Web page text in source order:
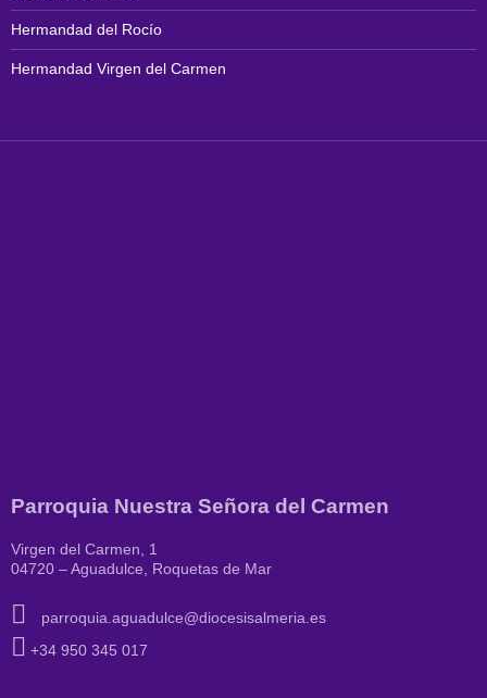
Hermandad del Rocío
Hermandad Virgen del Carmen
Parroquia Nuestra Señora del Carmen
Virgen del Carmen, 1
04720 – Aguadulce, Roquetas de Mar
parroquia.aguadulce@diocesisalmeria.es
+34 950 345 017